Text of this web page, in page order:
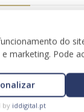
do
marketing. Pode
by iddigital.pt